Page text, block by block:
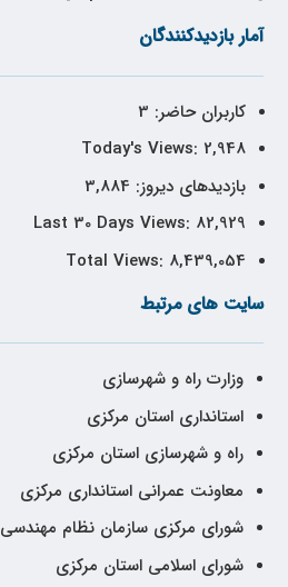
آمار بازدیدکنندگان
کاربران حاضر: 3
Today's Views: 2,948
بازدیدهای دیروز: 3,884
Last 30 Days Views: 82,929
Total Views: 8,439,054
سایت های مرتبط
وزارت راه و شهرسازی
استانداری استان مرکزی
راه و شهرسازی استان مرکزی
معاونت عمرانی استانداری مرکزی
شورای مرکزی سازمان نظام مهندسی
شورای اسلامی استان مرکزی